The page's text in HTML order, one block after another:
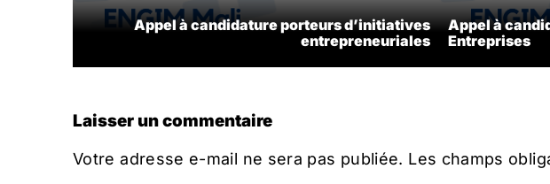
Appel à candidature porteurs d’initiatives
entrepreneuriales
Appel à
Entreprises
Laisser un commentaire
Votre adresse e-mail ne sera pas publiée. Les champs